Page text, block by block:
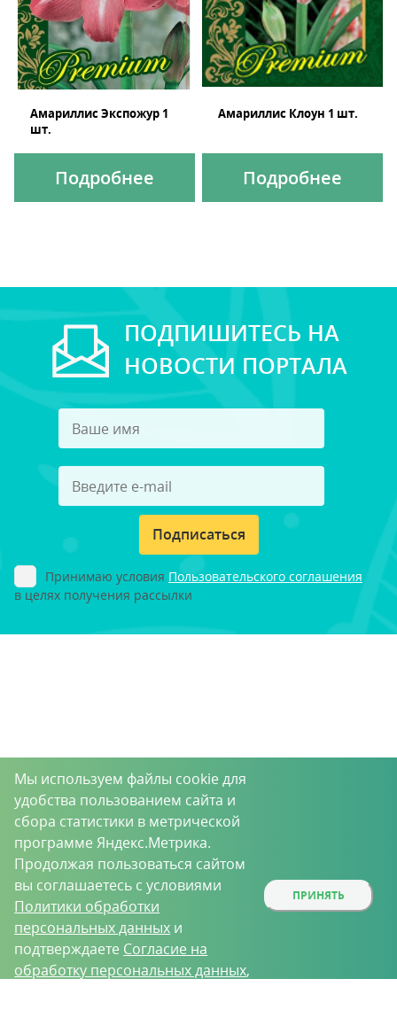
Амариллис Экспожур 1
шт.
Подробнее
Амариллис Клоун 1 шт.
Подробнее
ПОДПИШИТЕСЬ НА
НОВОСТИ ПОРТАЛА
Подписаться
Принимаю условия Пользовательского соглашения
в целях получения рассылки
Мы используем файлы cookie для
удобства пользованием сайта и
сбора статистики в метрической
программе Яндекс.Метрика.
Продолжая пользоваться сайтом
вы соглашаетесь с условиями
Политики обработки
персональных данных и
подтверждаете Согласие на
обработку персональных данных,
ПРИНЯТЬ